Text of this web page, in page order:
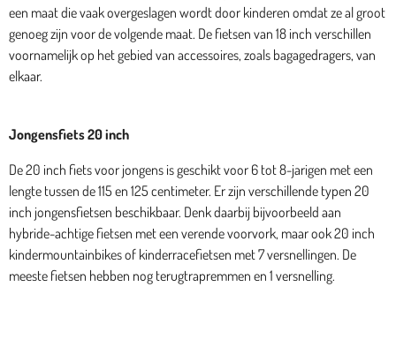
een maat die vaak overgeslagen wordt door kinderen omdat ze al groot
genoeg zijn voor de volgende maat. De fietsen van 18 inch verschillen
voornamelijk op het gebied van accessoires, zoals bagagedragers, van
elkaar.
Jongensfiets 20 inch
De 20 inch fiets voor jongens is geschikt voor 6 tot 8-jarigen met een
lengte tussen de 115 en 125 centimeter. Er zijn verschillende typen 20
inch jongensfietsen beschikbaar. Denk daarbij bijvoorbeeld aan
hybride-achtige fietsen met een verende voorvork, maar ook 20 inch
kindermountainbikes of kinderracefietsen met 7 versnellingen. De
meeste fietsen hebben nog terugtrapremmen en 1 versnelling.